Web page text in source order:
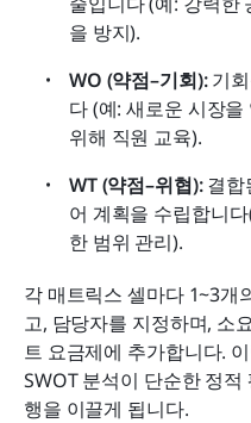
을 방지).
WO (약점–기회): 기회
다 (예: 새로운 시장
위해 직원 교육).
WT (약점–위협): 결합
어 계획을 수립합니
한 범위 관리).
각 매트릭스 셀마다 1~3개
고, 담당자를 지정하며, 소
트 요금제에 추가합니다.
SWOT 분석이 단순한 정
행을 이끌게 됩니다.